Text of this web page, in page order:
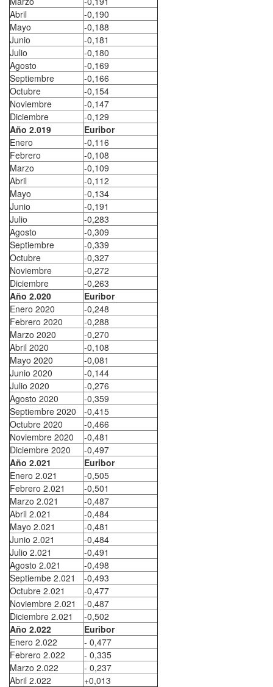
Abril
-0,190
Mayo
-0,188
Junio
-0,181
Julio
-0,180
Agosto
-0,169
Septiembre
-0,166
Octubre
-0,154
Noviembre
-0,147
Diciembre
-0,129
Año 2.019
Euribor
Enero
-0,116
Febrero
-0,108
Marzo
-0,109
Abril
-0,112
Mayo
-0,134
Junio
-0,191
Julio
-0,283
Agosto
-0,309
Septiembre
-0,339
Octubre
-0,327
Noviembre
-0,272
Diciembre
-0,263
Año 2.020
Euribor
Enero 2020
-0,248
Febrero 2020
-0,288
Marzo 2020
-0,270
Abril 2020
-0,108
Mayo 2020
-0,081
Junio 2020
-0,144
Julio 2020
-0,276
Agosto 2020
-0,359
Septiembre 2020
-0,415
Octubre 2020
-0,466
Noviembre 2020
-0,481
Diciembre 2020
-0,497
Año 2.021
Euribor
Enero 2.021
-0,505
Febrero 2.021
-0,501
Marzo 2.021
-0,487
Abril 2.021
-0,484
Mayo 2.021
-0,481
Junio 2.021
-0,484
Julio 2.021
-0,491
Agosto 2.021
-0,498
Septiembe 2.021
-0,493
Octubre 2.021
-0,477
Noviembre 2.021
-0,487
Diciembre 2.021
-0,502
Año 2.022
Euribor
Enero 2.022
- 0,477
Febrero 2.022
- 0,335
Marzo 2.022
- 0,237
Abril 2.022
+0,013